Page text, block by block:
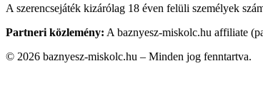
A szerencsejáték kizárólag 18 éven felüli személyek
Partneri közlemény: A baznyesz-miskolc.hu affiliate
© 2026 baznyesz-miskolc.hu – Minden jog fenntartva.